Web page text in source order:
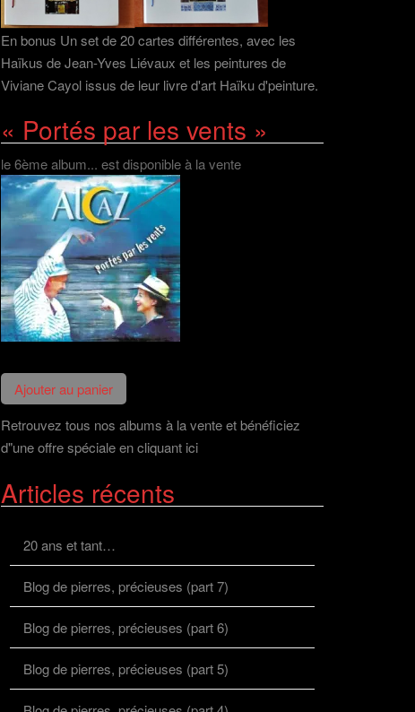
En bonus Un set de 20 cartes différentes, avec les
Haïkus de Jean-Yves Liévaux et les peintures de
Viviane Cayol issus de leur livre d'art Haïku d'peinture.
« Portés par les vents »
le 6ème album... est disponible à la vente
Retrouvez tous nos albums à la vente et bénéficiez
d"une offre spéciale en cliquant ici
Articles récents
20 ans et tant…
Blog de pierres, précieuses (part 7)
Blog de pierres, précieuses (part 6)
Blog de pierres, précieuses (part 5)